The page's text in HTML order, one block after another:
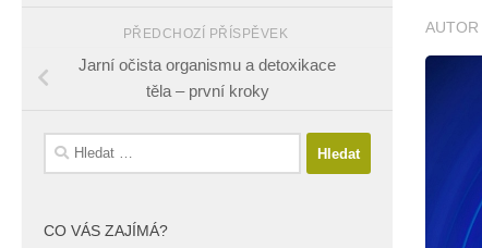
AUTOR
PŘEDCHOZÍ PŘÍSPĚVEK
Jarní očista organismu a detoxikace
těla – první kroky
Vyhledávání
CO VÁS ZAJÍMÁ?